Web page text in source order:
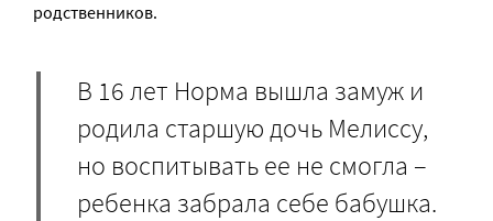
родственников.
В 16 лет Норма вышла замуж и
родила старшую дочь Мелиссу,
но воспитывать ее не смогла –
ребенка забрала себе бабушка.